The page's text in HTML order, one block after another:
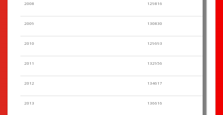
2008 129816
2009 130830
2010 129693
2011 132956
2012 134617
2013 136616